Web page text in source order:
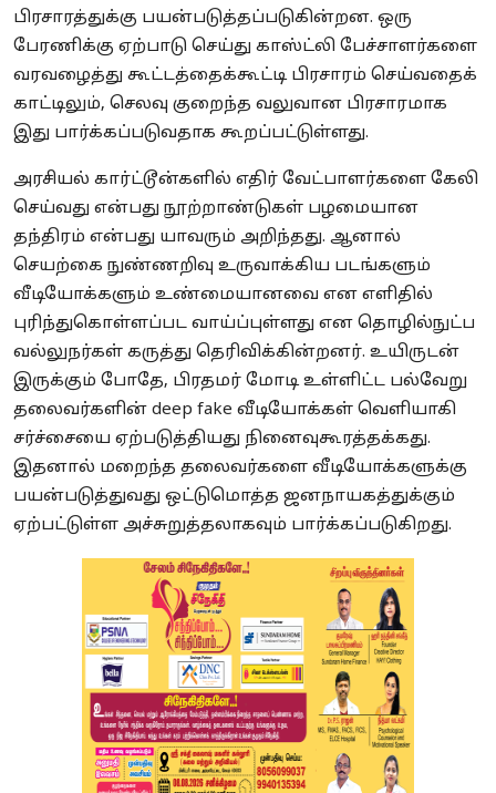
பிரசாரத்துக்கு பயன்படுத்தப்படுகின்றன. ஒரு
பேரணிக்கு ஏற்பாடு செய்து காஸ்ட்லி பேச்சாளர்களை
வரவழைத்து கூட்டத்தைக்கூட்டி பிரசாரம் செய்வதைக்
காட்டிலும், செலவு குறைந்த வலுவான பிரசாரமாக
இது பார்க்கப்படுவதாக கூறப்பட்டுள்ளது.
அரசியல் கார்ட்டூன்களில் எதிர் வேட்பாளர்களை கேலி
செய்வது என்பது நூற்றாண்டுகள் பழமையான
தந்திரம் என்பது யாவரும் அறிந்தது. ஆனால்
செயற்கை நுண்ணறிவு உருவாக்கிய படங்களும்
வீடியோக்களும் உண்மையானவை என எளிதில்
புரிந்துகொள்ளப்பட வாய்ப்புள்ளது என தொழில்நுட்ப
வல்லுநர்கள் கருத்து தெரிவிக்கின்றனர். உயிருடன்
இருக்கும் போதே, பிரதமர் மோடி உள்ளிட்ட பல்வேறு
தலைவர்களின் deep fake வீடியோக்கள் வெளியாகி
சர்ச்சையை ஏற்படுத்தியது நினைவுகூரத்தக்கது.
இதனால் மறைந்த தலைவர்களை வீடியோக்களுக்கு
பயன்படுத்துவது ஒட்டுமொத்த ஜனநாயகத்துக்கும்
ஏற்பட்டுள்ள அச்சுறுத்தலாகவும் பார்க்கப்படுகிறது.